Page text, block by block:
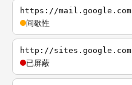
https://mail.google.com
间歇性
http://sites.google.com
已屏蔽